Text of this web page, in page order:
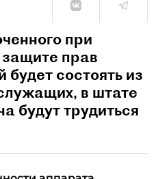
при
прав
состоять из
в штате
будут трудиться